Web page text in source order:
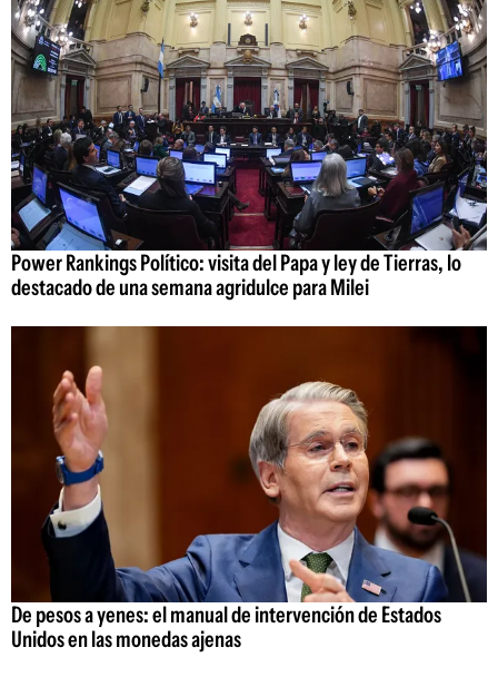
Power Rankings Político: visita del Papa y ley de Tierras, lo
destacado de una semana agridulce para Milei
De pesos a yenes: el manual de intervención de Estados
Unidos en las monedas ajenas